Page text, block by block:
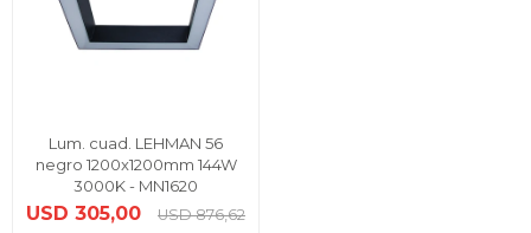
Lum. cuad. LEHMAN 56
negro 1200x1200mm 144W
3000K - MN1620
USD 305,00 USD 876,62